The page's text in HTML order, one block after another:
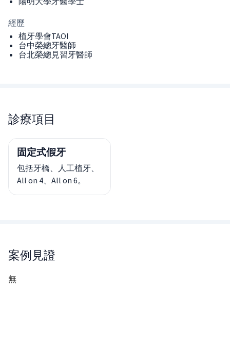
經歷
植牙學會TAOI
台中榮總牙醫師
台北榮總見習牙醫師
診療項目
固定式假牙
包括牙橋、人工植牙、
All on 4、All on 6。
案例見證
無